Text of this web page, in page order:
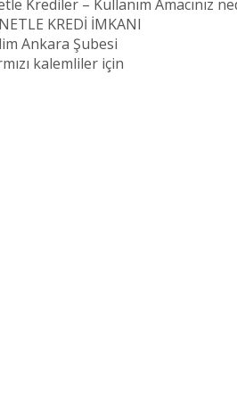
Krediler – Kullanım Amacınız
KREDİ İMKANI
Ankara Şubesi
kalemliler için